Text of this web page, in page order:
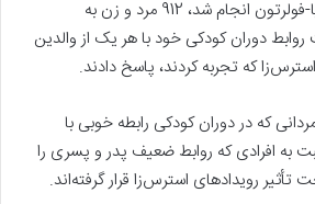
دانشگاه ایالتی کالیفرنیا-فولرتون انجام شد، 912 مرد و زن به
روابط دوران کودکی خود با هر یک از والدین
که تجربه کردند، پاسخ دادند.
که در دوران کودکی رابطه خوبی با
به افرادی که روابط ضعیف پدر و پسری را
تأثیر رویدادهای استرس‌زا قرار گرفته‌اند.